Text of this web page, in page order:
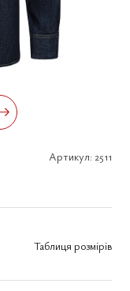
Артикул: 2511
Таблиця розмірів